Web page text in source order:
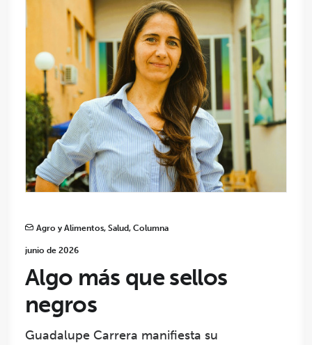
Search
Agro y Alimentos, Salud, Columna
junio de 2026
Algo más que sellos
negros
Guadalupe Carrera manifiesta su